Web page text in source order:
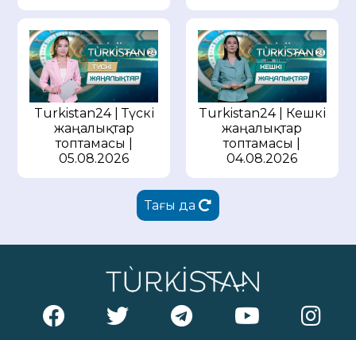
Turkistan24 | Түскі
жаңалықтар
топтамасы |
05.08.2026
Turkistan24 | Кешкі
жаңалықтар
топтамасы |
04.08.2026
Тағы да